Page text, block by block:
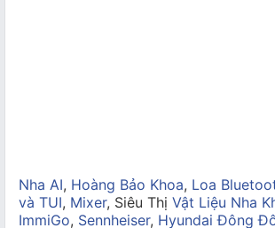
Nha AI, Hoàng Bảo Khoa, Loa
và TUI, Mixer, Siêu Thị Vật Liệu Nha
ImmiGo, Sennheiser, Hyundai Đông